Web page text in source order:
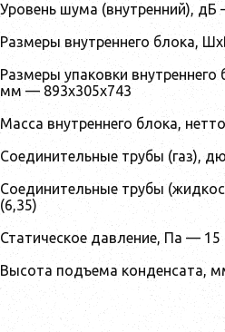
Уровень шума (внутренний), дБ
Размеры внутреннего блока,
Размеры упаковки
мм — 893х305х743
Масса внутреннего блока,
Соединительные трубы (газ),
Соединительные трубы
(6,35)
Статическое давление, Па — 15
Высота подъема конденсата,